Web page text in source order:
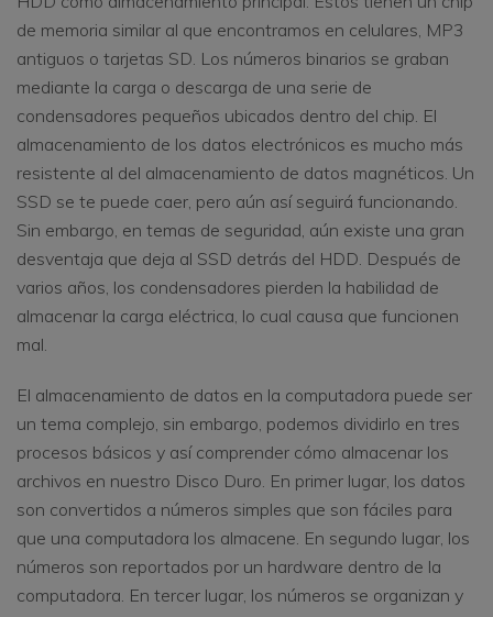
de memoria similar al que encontramos en celulares, MP3
antiguos o tarjetas SD. Los números binarios se graban
mediante la carga o descarga de una serie de
condensadores pequeños ubicados dentro del chip. El
almacenamiento de los datos electrónicos es mucho más
resistente al del almacenamiento de datos magnéticos. Un
SSD se te puede caer, pero aún así seguirá funcionando.
Sin embargo, en temas de seguridad, aún existe una gran
desventaja que deja al SSD detrás del HDD. Después de
varios años, los condensadores pierden la habilidad de
almacenar la carga eléctrica, lo cual causa que funcionen
mal.
El almacenamiento de datos en la computadora puede ser
un tema complejo, sin embargo, podemos dividirlo en tres
procesos básicos y así comprender cómo almacenar los
archivos en nuestro Disco Duro. En primer lugar, los datos
son convertidos a números simples que son fáciles para
que una computadora los almacene. En segundo lugar, los
números son reportados por un hardware dentro de la
computadora. En tercer lugar, los números se organizan y